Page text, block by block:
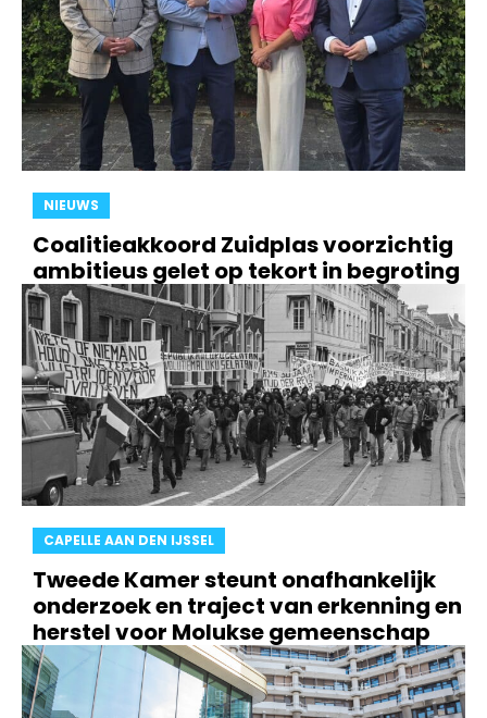
NIEUWS
Coalitieakkoord Zuidplas voorzichtig
ambitieus gelet op tekort in begroting
CAPELLE AAN DEN IJSSEL
Tweede Kamer steunt onafhankelijk
onderzoek en traject van erkenning en
herstel voor Molukse gemeenschap